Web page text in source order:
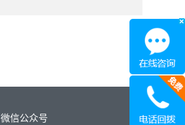
微信公众号